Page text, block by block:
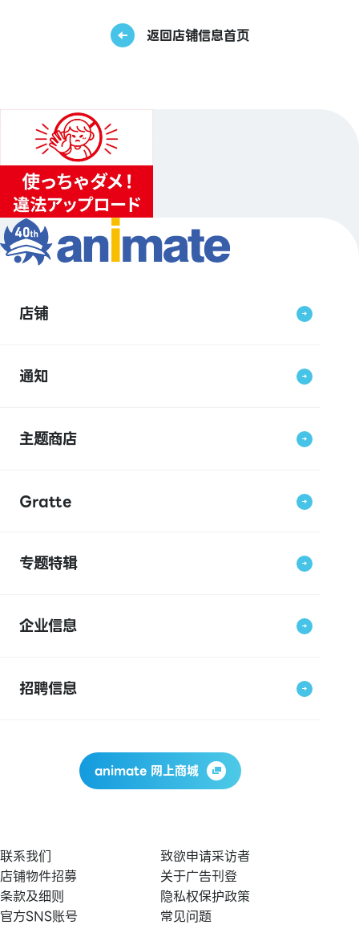
返回店铺信息首页
店铺
通知
主题商店
Gratte
专题特辑
企业信息
招聘信息
animate 网上商城
联系我们
致欲申请采访者
店铺物件招募
关于广告刊登
条款及细则
隐私权保护政策
官方SNS账号
常见问题